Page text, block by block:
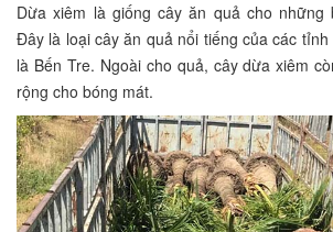
Dừa xiêm làgiống cây ăn quả cho những
Đây là loại cây ăn quả nổi tiếng của các tỉnh
là Bến Tre. Ngoài cho quả, cây dừa xiêm
rộng cho bóng mát.